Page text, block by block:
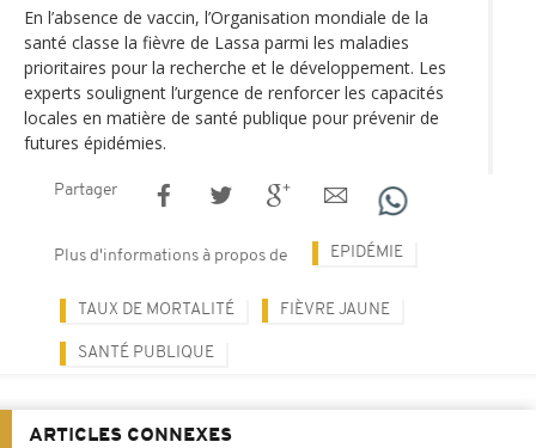
En l’absence de vaccin, l’Organisation mondiale de la
santé classe la fièvre de Lassa parmi les maladies
prioritaires pour la recherche et le développement. Les
experts soulignent l’urgence de renforcer les capacités
locales en matière de santé publique pour prévenir de
futures épidémies.
Partager
Plus d'informations à propos de EPIDÉMIE
TAUX DE MORTALITÉ FIÈVRE JAUNE
SANTÉ PUBLIQUE
ARTICLES CONNEXES